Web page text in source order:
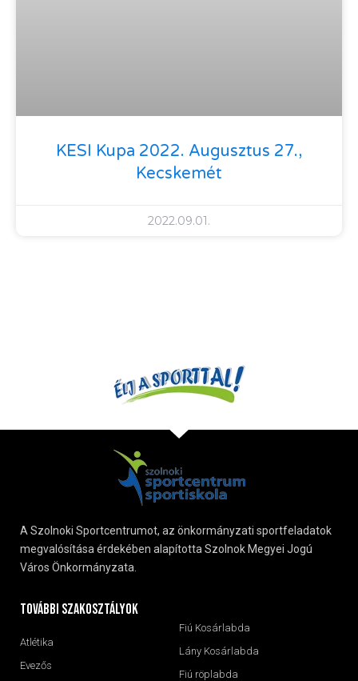
KESI Kupa 2022. Augusztus 27.,
Kecskemét
2022.09.01.
A Szolnoki Sportcentrumot, az önkormányzati sportfeladatok
megvalósítása érdekében alapította Szolnok Megyei Jogú
Város Önkormányzata.
További szakosztályok
Atlétika
Evezős
Fiú Kosárlabda
Lány Kosárlabda
Fiú röplabda